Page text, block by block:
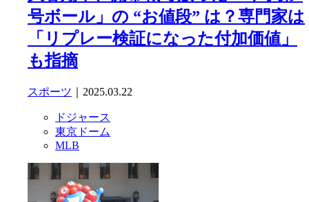
号ボール」の “お値段” は？専門家は
「リプレー検証になった付加価値」
も指摘
スポーツ ｜2025.03.22
ドジャース
東京ドーム
MLB